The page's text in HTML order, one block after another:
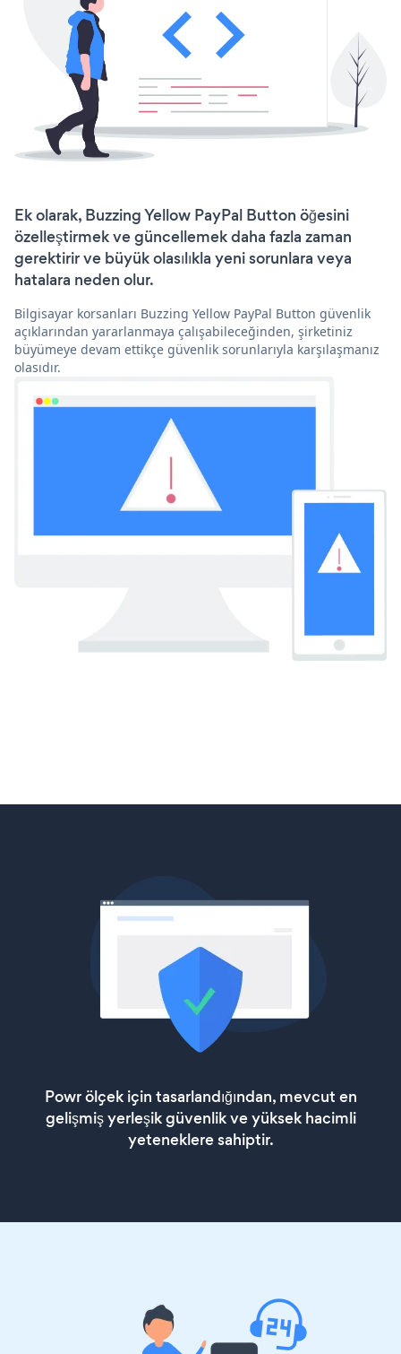
Ek olarak, Buzzing Yellow PayPal Button öğesini
özelleştirmek ve güncellemek daha fazla zaman
gerektirir ve büyük olasılıkla yeni sorunlara veya
hatalara neden olur.
Bilgisayar korsanları Buzzing Yellow PayPal Button güvenlik
açıklarından yararlanmaya çalışabileceğinden, şirketiniz
büyümeye devam ettikçe güvenlik sorunlarıyla karşılaşmanız
olasıdır.
Powr ölçek için tasarlandığından, mevcut en
gelişmiş yerleşik güvenlik ve yüksek hacimli
yeteneklere sahiptir.